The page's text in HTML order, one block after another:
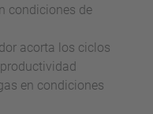
condiciones de
acorta los ciclos
en condiciones